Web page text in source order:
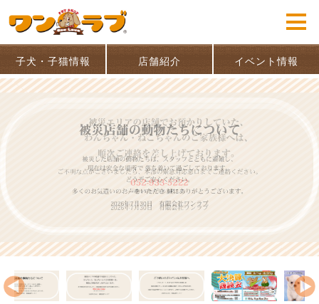
子犬・子猫情報 店舗紹介 イベント情報